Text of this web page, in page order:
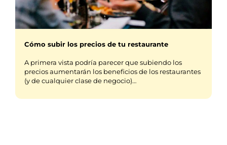
Cómo subir los precios de tu restaurante
A primera vista podría parecer que subiendo los
precios aumentarán los beneficios de los restaurantes
(y de cualquier clase de negocio)…